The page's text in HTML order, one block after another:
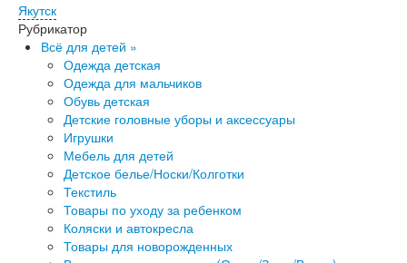
Якутск
Рубрикатор
Всё для детей »
Одежда детская
Одежда для мальчиков
Обувь детская
Детские головные уборы и аксессуары
Игрушки
Ме​бель для детей
Детское белье/Носки/Колготки
Текстиль
Товары по уходу за ребенком
Коляски и автокресла
Товары для новорожденных